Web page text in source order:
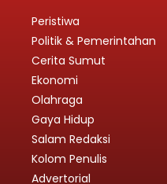
Peristiwa
Politik & Pemerintahan
Cerita Sumut
Ekonomi
Olahraga
Gaya Hidup
Salam Redaksi
Kolom Penulis
Advertorial